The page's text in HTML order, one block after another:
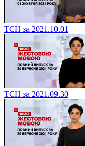
ТСН за 2021.10.01
ТСН за 2021.09.30